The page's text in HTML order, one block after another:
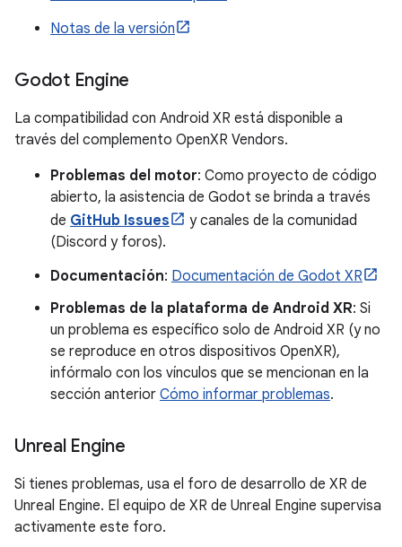
Notas de la versión
Godot Engine
La compatibilidad con Android XR está disponible a
través del complemento OpenXR Vendors.
Problemas del motor: Como proyecto de código
abierto, la asistencia de Godot se brinda a través
de GitHub Issues
y canales de la comunidad
(Discord y foros).
Documentación: Documentación de Godot XR
Problemas de la plataforma de Android XR: Si
un problema es específico solo de Android XR (y no
se reproduce en otros dispositivos OpenXR),
infórmalo con los vínculos que se mencionan en la
sección anterior Cómo informar problemas.
Unreal Engine
Si tienes problemas, usa el foro de desarrollo de XR de
Unreal Engine. El equipo de XR de Unreal Engine supervisa
activamente este foro.